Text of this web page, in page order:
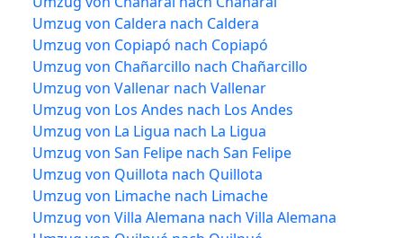
Umzug von Caldera nach Caldera
Umzug von Copiapó nach Copiapó
Umzug von Chañarcillo nach Chañarcillo
Umzug von Vallenar nach Vallenar
Umzug von Los Andes nach Los Andes
Umzug von La Ligua nach La Ligua
Umzug von San Felipe nach San Felipe
Umzug von Quillota nach Quillota
Umzug von Limache nach Limache
Umzug von Villa Alemana nach Villa Alemana